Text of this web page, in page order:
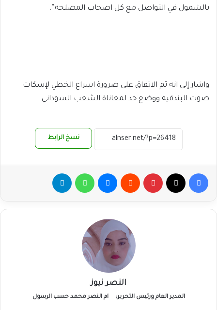
بالشمول في التواصل مع كل اصحاب المصلحه”.
واشار إلى انه تم الاتفاق على ضرورة اسراع الخطي لإسكات
صوت البندقيه ووضع حد لمعاناة الشعب السوداني.
نسخ الرابط
فيسبوك بينتيريست ماسنجر واتساب
النصر نيوز
المدير العام ورئيس التحرير: ام النصر محمد حسب الرسول